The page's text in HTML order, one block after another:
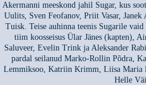
Akermanni meeskond jahil Sugar, kus
Uulits, Sven Feofanov, Priit Vasar,
Tuisk. Teise auhinna teenis Sugarile
tiim koosseisus Ülar Jänes (kapten),
Saluveer, Evelin Trink ja Aleksander
pardal seilanud Marko-Rollin Põdra,
Lemmiksoo, Katriin Krimm, Liisa Maria
Helle